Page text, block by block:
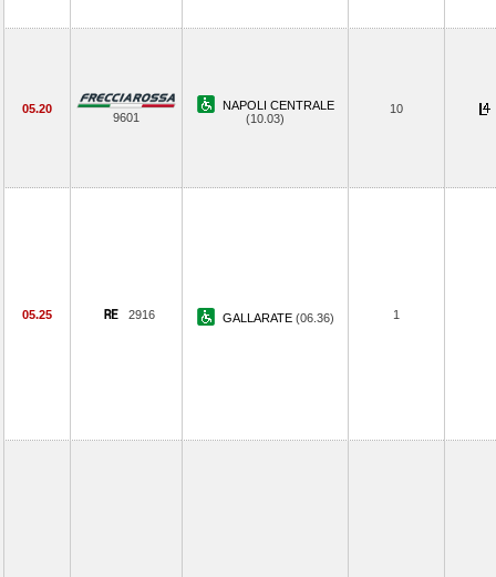
05.20
9601
NAPOLI CENTRALE
(10.03)
10
05.25 2916 GALLARATE (06.36) 1